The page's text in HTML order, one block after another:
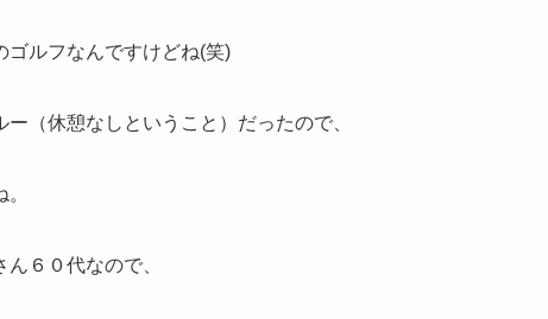
ゴルフなんですけどね(笑)
（休憩なしということ）だったので、
６０代なので、